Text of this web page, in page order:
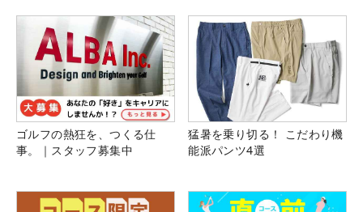
ゴルフの熱狂を、つくる仕
事。｜スタッフ募集中
猛暑を乗り切る！ こだわり機
能派パンツ4選